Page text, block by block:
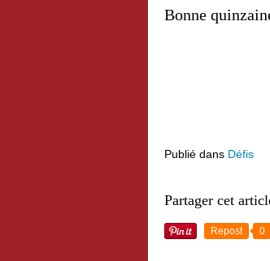
Bonne
Publié dans Défis
Partager cet
Repost 0